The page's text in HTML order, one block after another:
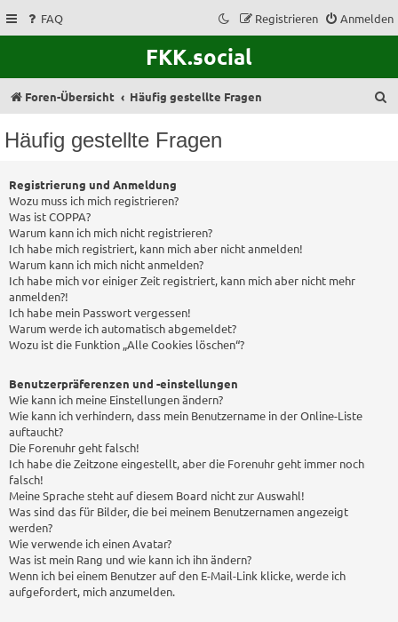
FAQ Anmelden
Registrieren
FKK.social
Foren-Übersicht Häufig gestellte Fragen
Häufig gestellte Fragen
Registrierung und Anmeldung
Wozu muss ich mich registrieren?
Was ist COPPA?
Warum kann ich mich nicht registrieren?
Ich habe mich registriert, kann mich aber nicht anmelden!
Warum kann ich mich nicht anmelden?
Ich habe mich vor einiger Zeit registriert, kann mich aber nicht mehr
anmelden?!
Ich habe mein Passwort vergessen!
Warum werde ich automatisch abgemeldet?
Wozu ist die Funktion „Alle Cookies löschen“?
Benutzerpräferenzen und -einstellungen
Wie kann ich meine Einstellungen ändern?
Wie kann ich verhindern, dass mein Benutzername in der Online-Liste
auftaucht?
Die Forenuhr geht falsch!
Ich habe die Zeitzone eingestellt, aber die Forenuhr geht immer noch
falsch!
Meine Sprache steht auf diesem Board nicht zur Auswahl!
Was sind das für Bilder, die bei meinem Benutzernamen angezeigt
werden?
Wie verwende ich einen Avatar?
Was ist mein Rang und wie kann ich ihn ändern?
Wenn ich bei einem Benutzer auf den E-Mail-Link klicke, werde ich
aufgefordert, mich anzumelden.